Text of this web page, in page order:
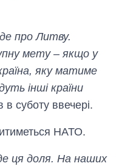
про Литву.
мету – якщо у
яку матиме
інші країни
в суботу ввечері.
НАТО.
ця доля. На наших